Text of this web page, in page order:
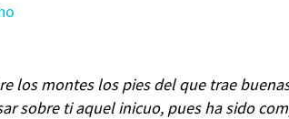
los montes los pies del que trae
sobre ti aquel inicuo, pues ha sido